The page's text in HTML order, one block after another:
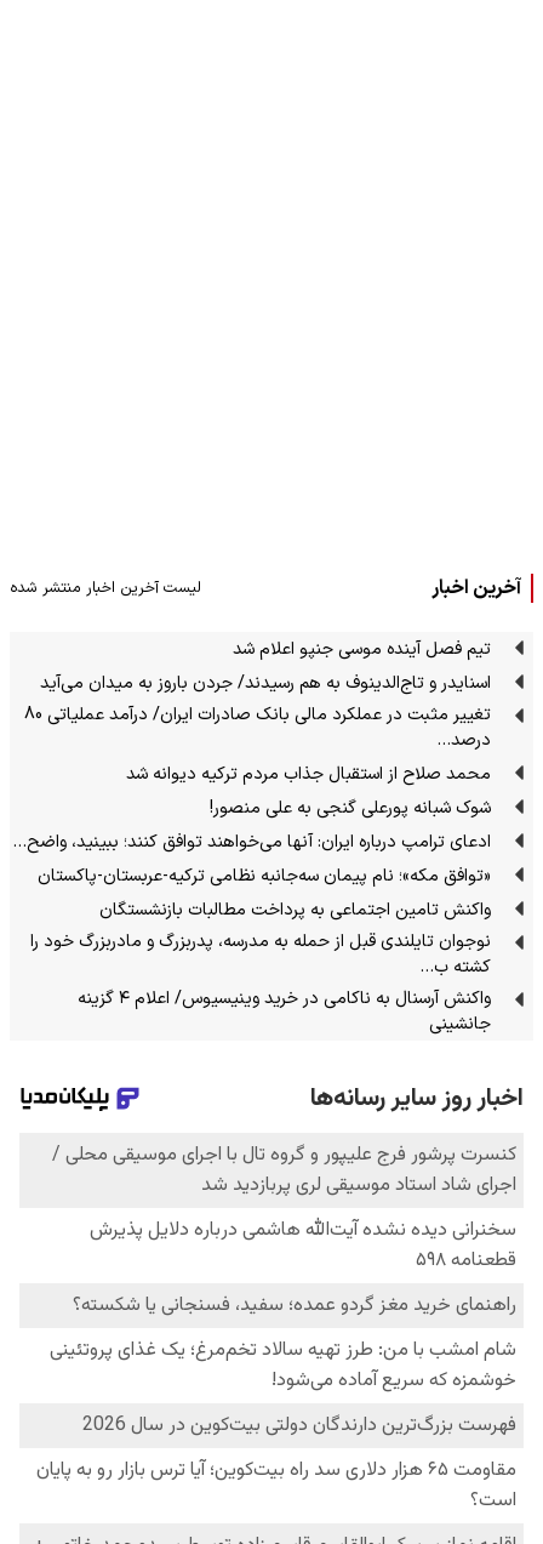
آخرین اخبار لیست آخرین اخبار منتشر شده
تیم فصل آینده موسی جنپو اعلام شد
اسنایدر و تاج‌الدینوف به هم رسیدند/ جردن باروز به میدان می‌آید
تغییر مثبت در عملکرد مالی بانک صادرات ایران/ درآمد عملیاتی 80
درصد…
محمد صلاح از استقبال جذاب مردم ترکیه دیوانه شد
شوک شبانه پورعلی گنجی به علی منصور!
ادعای ترامپ درباره ایران: آنها می‌خواهند توافق کنند؛ ببینید، واضح…
«توافق مکه»؛ نام پیمان سه‌جانبه نظامی ترکیه-عربستان-پاکستان
واکنش تامین اجتماعی به پرداخت مطالبات بازنشستگان
نوجوان تایلندی قبل از حمله به مدرسه، پدربزرگ و مادربزرگ خود را
کشته ب…
واکنش آرسنال به ناکامی در خرید وینیسیوس/ اعلام ۴ گزینه
جانشینی